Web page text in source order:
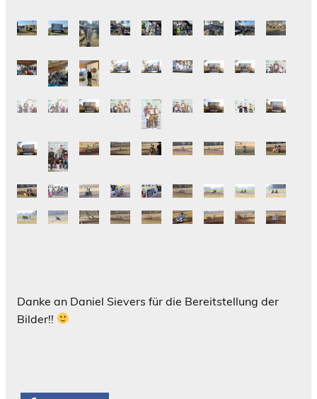
Danke an Daniel Sievers für die Bereitstellung der
Bilder!!